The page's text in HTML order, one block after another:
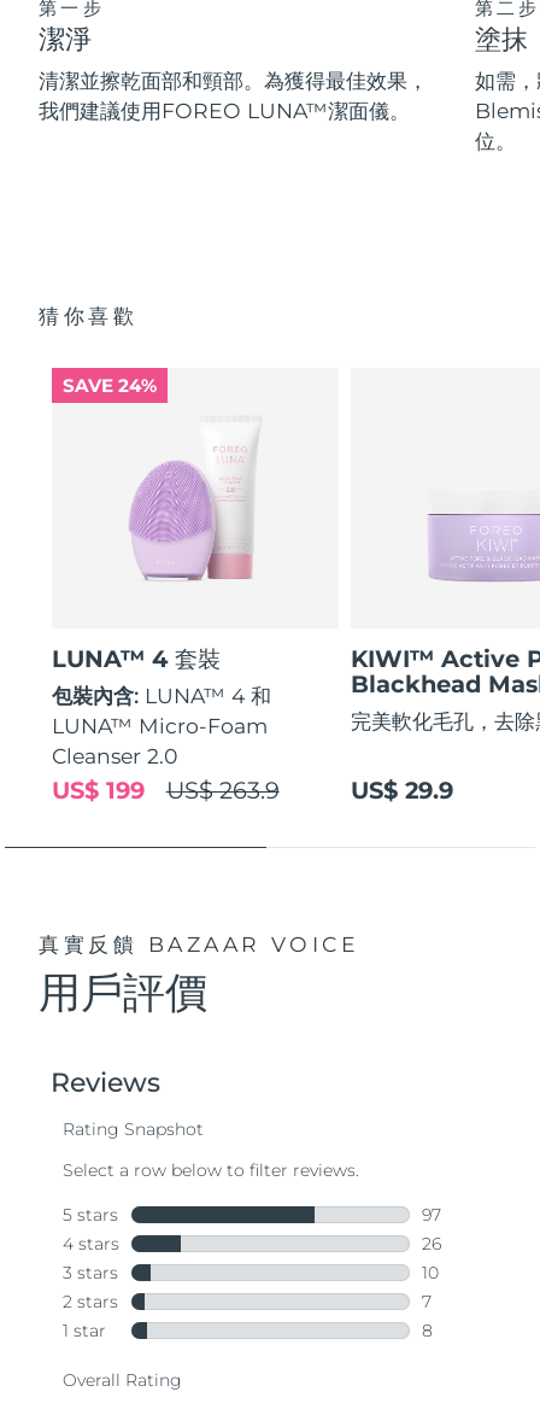
第一步
潔淨
清潔並擦乾面部和頸部。為獲得最佳效果，
我們建議使用FOREO LUNA™潔面儀。
第二步
塗抹
如需
位。
猜你喜歡
SAVE 24%
LUNA™ 4 套裝
包裝內含: LUNA™ 4 和
LUNA™ Micro-Foam
Cleanser 2.0
US$ 263.9
US$ 199
KIWI™ Active
Blackhead
完美軟化毛孔，去
US$ 29.9
真實反饋 BAZAAR VOICE
用戶評價